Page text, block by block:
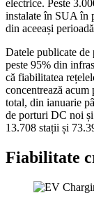
electrice. Peste
instalate în SUA în
din aceeași
Datele publicate de
peste 95% din
că fiabilitatea
concentrează acum
total, din ianuarie
de porturi DC noi
13.708 stații și
Fiabilitate